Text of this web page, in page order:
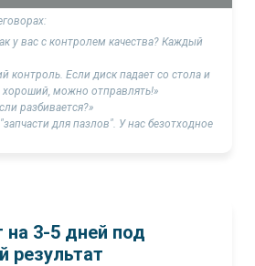
3-5 дней под
результат
у вас с контролем качества? Каждый
контроль. Если диск падает со стола и
хороший, можно отправлять!»
разбивается?»
для пазлов". У нас безотходное